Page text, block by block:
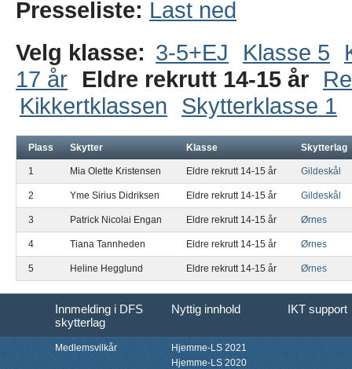
Presseliste: Last ned
Velg klasse: 3-5+EJ Klasse 5
17 år
Eldre rekrutt 14-15 år
Kikkertklassen
Skytterklasse 1
Plass Skytter Klasse Skytterlag
1 Mia Olette Kristensen Eldre rekrutt 14-15 år Gildeskål
2 Yme Sirius Didriksen Eldre rekrutt 14-15 år Gildeskål
3 Patrick Nicolai Engan Eldre rekrutt 14-15 år Ørnes
4 Tiana Tannheden Eldre rekrutt 14-15 år Ørnes
5 Heline Hegglund Eldre rekrutt 14-15 år Ørnes
Innmelding i DFS
skytterlag
Nyttig innhold IKT support
Medlemsvilkår
Hjemme-LS 2021
Hjemme-LS 2020